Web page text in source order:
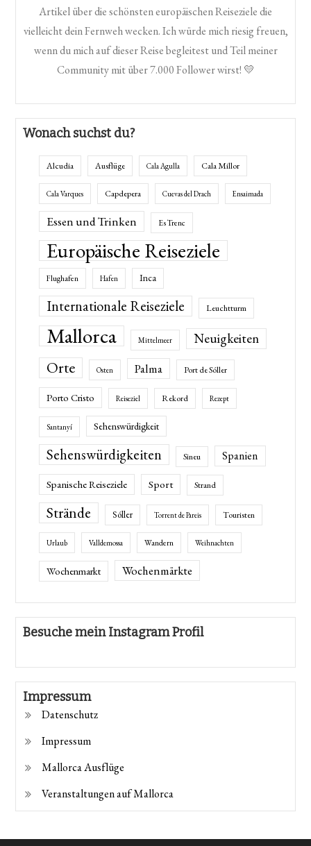
Artikel über die schönsten europäischen Reiseziele die
vielleicht dein Fernweh wecken. Ich würde mich riesig freuen,
wenn du mich auf dieser Reise begleitest und Teil meiner
Community mit über 7.000 Follower wirst! 💛
Wonach suchst du?
Alcudia Ausflüge Cala Agulla Cala Millor
Cala Varques Capdepera Cuevas del Drach Ensaimada
Essen und Trinken Es Trenc
Europäische Reiseziele
Flughafen Hafen Inca
Internationale Reiseziele Leuchtturm
Mallorca Mittelmeer Neuigkeiten
Orte Osten Palma Port de Sóller
Porto Cristo Reiseziel Rekord Rezept
Santanyí Sehenswürdigkeit
Sehenswürdigkeiten Sineu Spanien
Spanische Reiseziele Sport Strand
Strände Sóller Torrent de Pareis Touristen
Urlaub Valldemossa Wandern Weihnachten
Wochenmarkt Wochenmärkte
Besuche mein Instagram Profil
Impressum
Datenschutz
Impressum
Mallorca Ausflüge
Veranstaltungen auf Mallorca